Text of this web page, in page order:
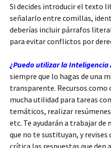
Si decides introducir el texto
señalarlo entre comillas,
deberías incluir párrafos
para evitar conflictos por
¿Puedo utilizar la
siempre que lo hagas de una
transparente. Recursos como
mucha utilidad para tareas
temáticos, realizar
etc. Te ayudarán a trabajar
que no te sustituyan, y revises
crítica las respuestas que den